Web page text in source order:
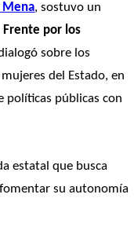
Mena, sostuvo un
Frente por los
sobre los
del Estado, en
estatal que busca
su autonomía